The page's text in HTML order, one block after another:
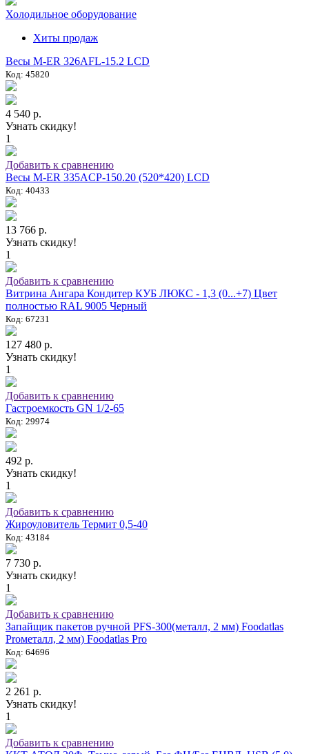
Холодильное оборудование
Хиты продаж
Весы M-ER 326AFL-15.2 LCD
Код: 45820
4 540 р.
Узнать скидку!
1
Добавить к сравнению
Весы M-ER 335ACP-150.20 (520*420) LCD
Код: 40433
13 766 р.
Узнать скидку!
1
Добавить к сравнению
Витрина Ангара Кондитер КУБ ЛЮКС - 1,3 (0...+7) Цвет
полностью RAL 9005 Черный
Код: 67231
127 480 р.
Узнать скидку!
1
Добавить к сравнению
Гастроемкость GN 1/2-65
Код: 29974
492 р.
Узнать скидку!
1
Добавить к сравнению
Жироуловитель Термит 0,5-40
Код: 43184
7 730 р.
Узнать скидку!
1
Добавить к сравнению
Запайщик пакетов ручной PFS-300(металл, 2 мм) Foodatlas
Proметалл, 2 мм) Foodatlas Pro
Код: 64696
2 261 р.
Узнать скидку!
1
Добавить к сравнению